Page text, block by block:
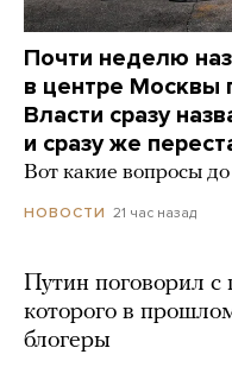
Почти неделю
в центре Москвы
Власти сразу
и сразу же
Вот какие вопросы до
НОВОСТИ 21 час назад
Путин поговорил
которого в
блогеры